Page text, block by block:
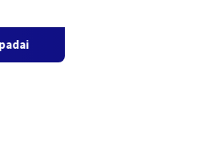
Provider Jadi Istilah Baru yang